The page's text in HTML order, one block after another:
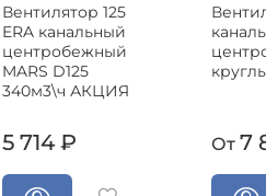
Вентилятор 125
ERA канальный
центробежный
MARS D125
340м3\ч АКЦИЯ
5 714 ₽ От 7